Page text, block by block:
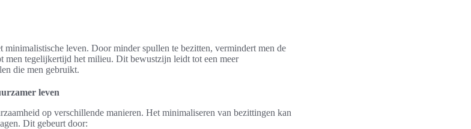
minimalistische leven. Door minder spullen te bezitten, vermindert men de
men tegelijkertijd het milieu. Dit bewustzijn leidt tot een meer
die men gebruikt.
leven
op verschillende manieren. Het minimaliseren van bezittingen kan
Dit gebeurt door: